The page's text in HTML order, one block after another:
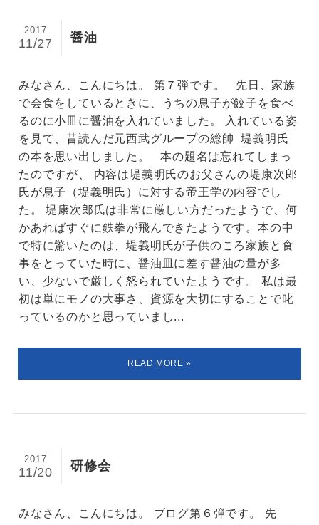
醤油
2017
11/27
みなさん、こんにちは。 第７弾です。 先日、家族
で会食をしているときに、うちの息子が餃子を食べ
るのに小皿に醤油を入れていました。 入れている姿
を見て、昔読んだ元西武グループの総帥 堤義明氏
の本を思い出しました。 本の題名は忘れてしまっ
たのですが、 内容は堤義明氏のお父さんの堤康次郎
氏が息子（堤義明氏）に対する帝王学の内容でし
た。 堤康次郎氏は非常に厳しい方だったようで、何
かあればすぐに鉄拳が飛んできたようです。本の中
で特に驚いたのは、堤義明氏が子供のころ家族と食
事をとっていた時に、醤油皿に差す醤油の量が多
い、少ないで厳しく怒られていたようです。 私は最
初は単にモノの大事さ、資源を大切にすることで叱
っているのかと思っていまし...
研修会
2017
11/20
みなさん、こんにちは。 ブログ第６弾です。 先